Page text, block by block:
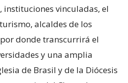
instituciones vinculadas, el
alcaldes de los
donde transcurrirá el
y una amplia
de Brasil y de la Diócesis